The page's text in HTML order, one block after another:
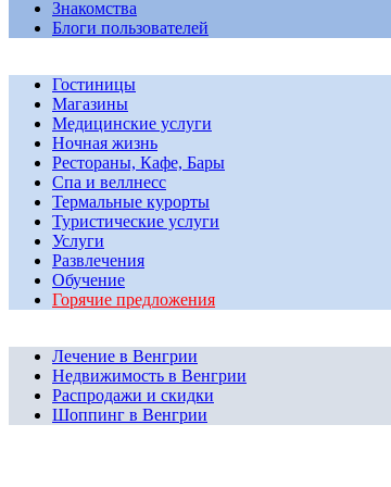
Знакомства
Блоги пользователей
Гостиницы
Магазины
Медицинские услуги
Ночная жизнь
Рестораны, Кафе, Бары
Спа и веллнесс
Термальные курорты
Туристические услуги
Услуги
Развлечения
Обучение
Горячие предложения
Лечение в Венгрии
Недвижимость в Венгрии
Распродажи и скидки
Шоппинг в Венгрии